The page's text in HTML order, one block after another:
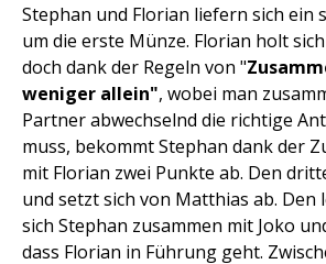
Stephan und Florian liefern sich ein
um die erste Münze. Florian holt
doch dank der Regeln von "
weniger allein", wobei man
Partner abwechselnd die richtige
muss, bekommt Stephan dank der
mit Florian zwei Punkte ab. Den
und setzt sich von Matthias ab.
sich Stephan zusammen mit Joko
dass Florian in Führung geht.